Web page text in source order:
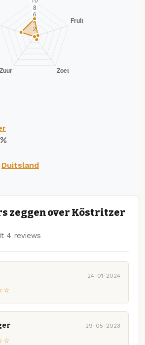
Duitsland
zeggen over Köstritzer
4 reviews
24-01-2024
29-05-2023